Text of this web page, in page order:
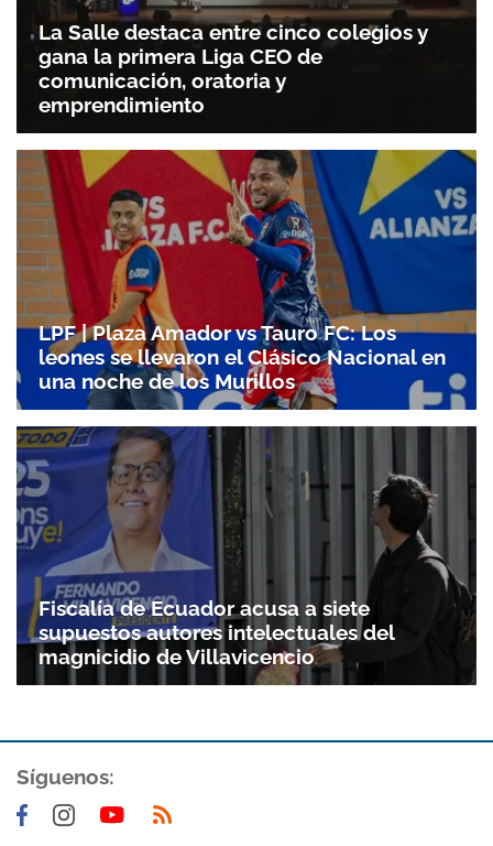
Gracias por suscribirte a nuestro boletín.
La Salle destaca entre cinco colegios y
gana la primera Liga CEO de
comunicación, oratoria y
emprendimiento
LPF | Plaza Amador vs Tauro FC: Los
leones se llevaron el Clásico Nacional en
una noche de los Murillos
Fiscalía de Ecuador acusa a siete
supuestos autores intelectuales del
magnicidio de Villavicencio
Síguenos: